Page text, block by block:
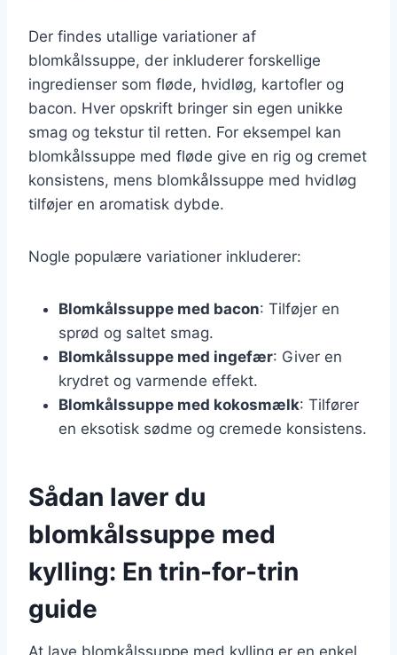
Der findes utallige variationer af
blomkålssuppe, der inkluderer forskellige
ingredienser som fløde, hvidløg, kartofler og
bacon. Hver opskrift bringer sin egen unikke
smag og tekstur til retten. For eksempel kan
blomkålssuppe med fløde give en rig og cremet
konsistens, mens blomkålssuppe med hvidløg
tilføjer en aromatisk dybde.
Nogle populære variationer inkluderer:
Blomkålssuppe med bacon: Tilføjer en
sprød og saltet smag.
Blomkålssuppe med ingefær: Giver en
krydret og varmende effekt.
Blomkålssuppe med kokosmælk: Tilfører
en eksotisk sødme og cremede konsistens.
Sådan laver du
blomkålssuppe med
kylling: En trin-for-trin
guide
At lave blomkålssuppe med kylling er en enkel